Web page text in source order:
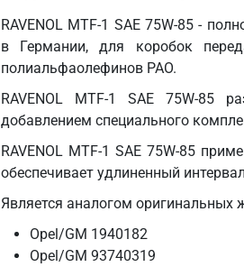
RAVENOL MTF-1 SAE 75W-85 -
в Германии, для коробок
полиальфаолефинов PAO.
RAVENOL MTF-1 SAE 75W-85
добавлением специального
RAVENOL MTF-1 SAE 75W-85
обеспечивает удлиненный
Является аналогом оригинальных
Opel/GM 1940182
Opel/GM 93740319